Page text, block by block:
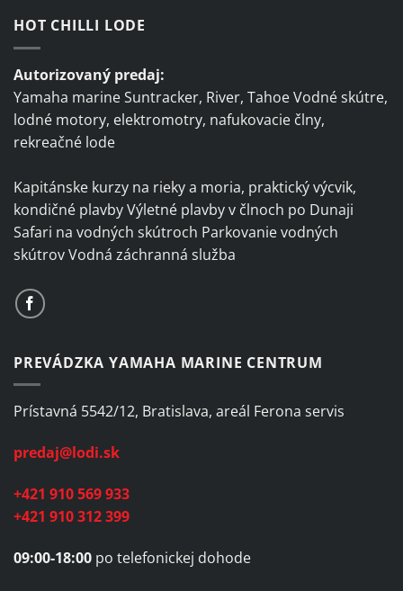
HOT CHILLI LODE
Autorizovaný predaj:
Yamaha marine Suntracker, River, Tahoe Vodné skútre,
lodné motory, elektromotry, nafukovacie člny,
rekreačné lode
Kapitánske kurzy na rieky a moria, praktický výcvik,
kondičné plavby Výletné plavby v člnoch po Dunaji
Safari na vodných skútroch Parkovanie vodných
skútrov Vodná záchranná služba
PREVÁDZKA YAMAHA MARINE CENTRUM
Prístavná 5542/12, Bratislava, areál Ferona servis
predaj@lodi.sk
+421 910 569 933
+421 910 312 399
09:00-18:00 po telefonickej dohode